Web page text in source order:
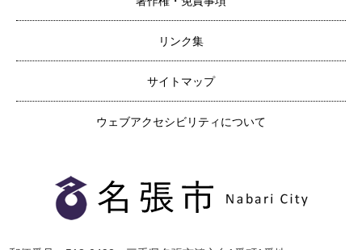
リンク集
サイトマップ
ウェブアクセシビリティについて